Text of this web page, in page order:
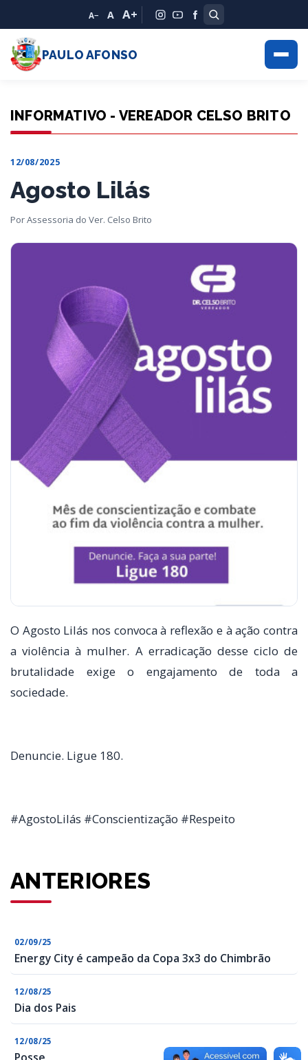
A− A A+
PAULO AFONSO
INFORMATIVO - VEREADOR CELSO BRITO
12/08/2025
Agosto Lilás
Por Assessoria do Ver. Celso Brito
O Agosto Lilás nos convoca à reflexão e à ação contra
a violência à mulher. A erradicação desse ciclo de
brutalidade exige o engajamento de toda a
sociedade.
Denuncie. Ligue 180.
#AgostoLilás #Conscientização #Respeito
ANTERIORES
02/09/25
Energy City é campeão da Copa 3x3 do Chimbrão
12/08/25
Dia dos Pais
12/08/25
Posse